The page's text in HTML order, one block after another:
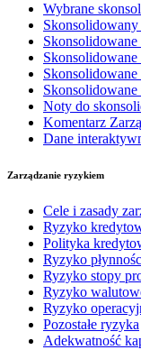
Wybrane
Skonsolidowane
Noty do
Komentarz
Dane
Zarządzanie ryzykiem
Cele i zasady
Ryzyko
Polityka
Ryzyko
Ryzyko stopy
Ryzyko
Ryzyko
Pozostałe ryzyka
Adekwatność